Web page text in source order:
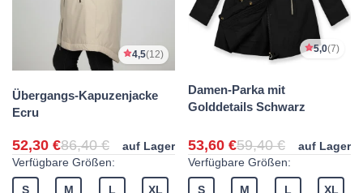
4,5(12)
Übergangs-Kapuzenjacke
Ecru
52,30 €86,40 €
auf Lager
Verfügbare Größen:
5,0(7)
Damen-Parka mit
Golddetails Schwarz
53,60 €59,40 €
auf Lager
Verfügbare Größen: